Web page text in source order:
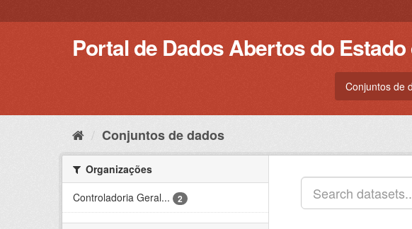
para
Portal de Dados Abertos do
Conjuntos de
Conjuntos de dados
Organizações
Controladoria Geral...
2